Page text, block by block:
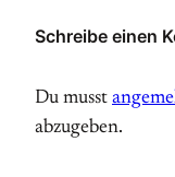
Schreibe einen
Du musst
abzugeben.